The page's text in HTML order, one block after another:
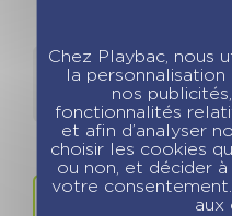
Détails
Chez Playbac, nous
la
nos
fonctionnalités
et afin d’analyser
choisir les cookies
ou non, et décider
votre
aux